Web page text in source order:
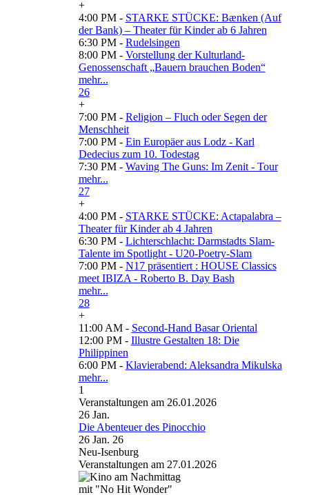
+
4:00 PM - STARKE STÜCKE: Bænken (Auf
der Bank) – Theater für Kinder ab 6 Jahren
6:30 PM - Rudelsingen
8:00 PM - Vorstellung der Kulturland-
Genossenschaft „Bauern brauchen Boden“
mehr...
26
+
7:00 PM - Religion – Fluch oder Segen der
Menschheit
7:00 PM - Ein Europäer aus Lodz - Karl
Dedecius zum 10. Todestag
7:30 PM - Waving The Guns: Im Zenit - Tour
mehr...
27
+
4:00 PM - STARKE STÜCKE: Actapalabra –
Theater für Kinder ab 4 Jahren
6:30 PM - Lichterschlacht: Darmstadts Slam-
Talente im Spotlight - U20-Poetry-Slam
7:00 PM - N17 präsentiert : HOUSE Classics
meet IBIZA - Roberto B. Day Bash
mehr...
28
+
11:00 AM - Second-Hand Basar Oriental
12:00 PM - Illustre Gestalten 18: Die
Philippinen
6:00 PM - Klavierabend: Aleksandra Mikulska
mehr...
1
Veranstaltungen am 26.01.2026
26 Jan.
Die Abenteuer des Pinocchio
26 Jan. 26
Neu-Isenburg
Veranstaltungen am 27.01.2026